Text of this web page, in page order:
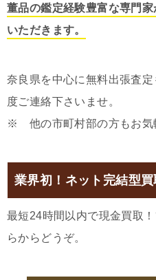
董品の鑑定経験豊富な専門
いただきます。
奈良県を中心に無料出張査
度ご連絡下さいませ。
※ 他の市町村部の方もお気
業界初！ネット完結型買
最短24時間以内で現金買取
らからどうぞ。